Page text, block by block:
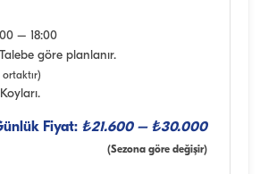
– 18:00
Talebe göre planlanır.
Fiyat: ₺21.600 – ₺30.000
(Sezona göre değişir)